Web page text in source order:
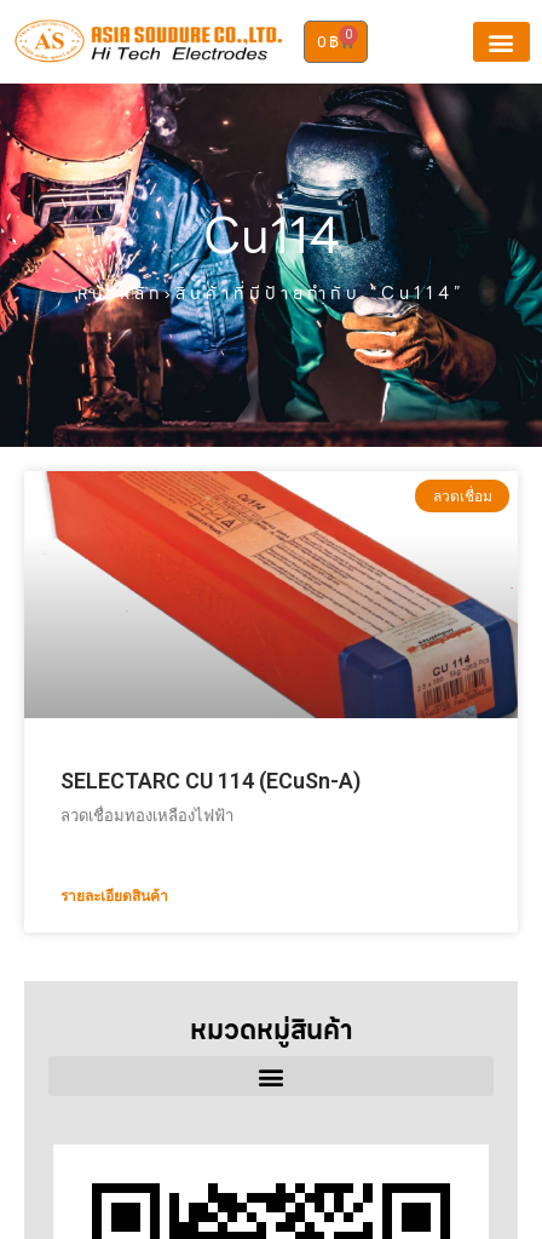
0 ฿ 0
Cu114
หน้าหลัก›สินค้าที่มีป้ายกำกับ “Cu114”
หมวดหมู่สินค้า
ลวดเชื่อม
SELECTARC
ลวดเชื่อม
SELECTARC CU 114 (ECuSn-A)
ลวดเชื่อมทองเหลืองไฟฟ้า
รายละเอียดสินค้า